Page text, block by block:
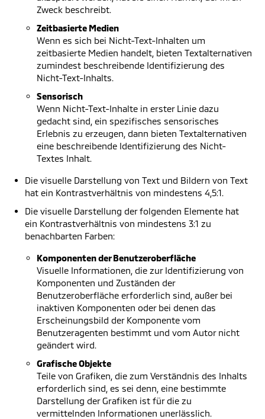
Zweck beschreibt.
Zeitbasierte Medien
Wenn es sich bei Nicht-Text-Inhalten um
zeitbasierte Medien handelt, bieten Textalternativen
zumindest beschreibende Identifizierung des
Nicht-Text-Inhalts.
Sensorisch
Wenn Nicht-Text-Inhalte in erster Linie dazu
gedacht sind, ein spezifisches sensorisches
Erlebnis zu erzeugen, dann bieten Textalternativen
eine beschreibende Identifizierung des Nicht-
Textes Inhalt.
Die visuelle Darstellung von Text und Bildern von Text
hat ein Kontrastverhältnis von mindestens 4,5:1.
Die visuelle Darstellung der folgenden Elemente hat
ein Kontrastverhältnis von mindestens 3:1 zu
benachbarten Farben:
Komponenten der Benutzeroberfläche
Visuelle Informationen, die zur Identifizierung von
Komponenten und Zuständen der
Benutzeroberfläche erforderlich sind, außer bei
inaktiven Komponenten oder bei denen das
Erscheinungsbild der Komponente vom
Benutzeragenten bestimmt und vom Autor nicht
geändert wird.
Grafische Objekte
Teile von Grafiken, die zum Verständnis des Inhalts
erforderlich sind, es sei denn, eine bestimmte
Darstellung der Grafiken ist für die zu
vermittelnden Informationen unerlässlich.